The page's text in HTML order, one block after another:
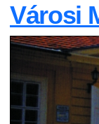
Városi